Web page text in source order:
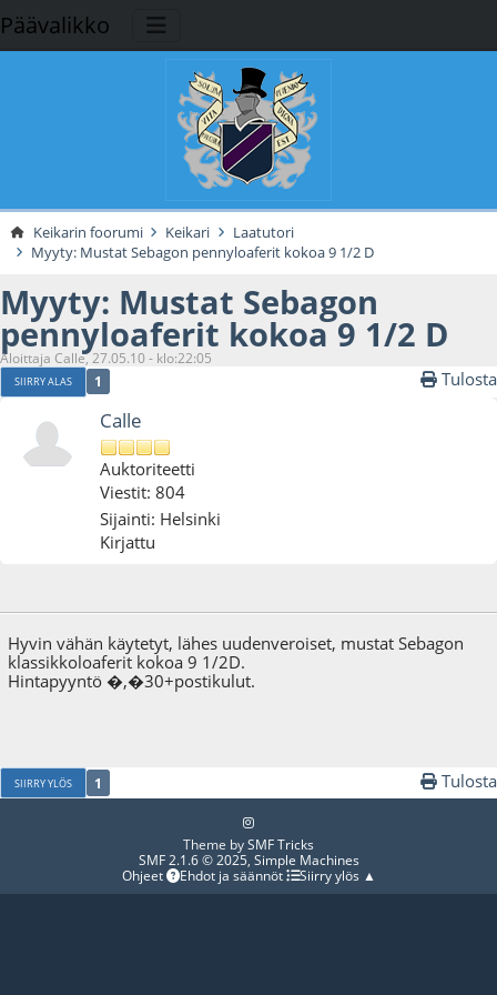
Päävalikko
Keikarin foorumi Keikari
Laatutori
Myyty: Mustat Sebagon pennyloaferit kokoa 9 1/2 D
Myyty: Mustat Sebagon
pennyloaferit kokoa 9 1/2 D
Aloittaja Calle, 27.05.10 - klo:22:05
SIIRRY ALAS 1 Tulosta
Calle
Auktoriteetti
Viestit: 804
Sijainti: Helsinki
Kirjattu
Hyvin vähän käytetyt, lähes uudenveroiset, mustat Sebagon
klassikkoloaferit kokoa 9 1/2D.
Hintapyyntö �,�30+postikulut.
SIIRRY YLÖS 1 Tulosta
Theme bySMF Tricks
SMF 2.1.6 © 2025, Simple Machines
Ohjeet
Ehdot ja säännöt Siirry ylös ▲